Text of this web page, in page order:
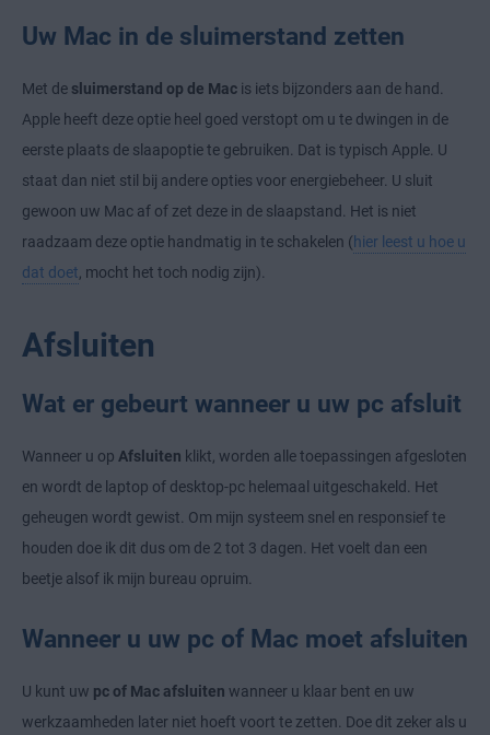
Uw Mac in de sluimerstand zetten
Met de sluimerstand op de Mac is iets bijzonders aan de hand.
Apple heeft deze optie heel goed verstopt om u te dwingen in de
eerste plaats de slaapoptie te gebruiken. Dat is typisch Apple. U
staat dan niet stil bij andere opties voor energiebeheer. U sluit
gewoon uw Mac af of zet deze in de slaapstand. Het is niet
raadzaam deze optie handmatig in te schakelen (hier leest u hoe u
dat doet , mocht het toch nodig zijn).
Afsluiten
Wat er gebeurt wanneer u uw pc afsluit
Wanneer u op Afsluiten klikt, worden alle toepassingen afgesloten
en wordt de laptop of desktop-pc helemaal uitgeschakeld. Het
geheugen wordt gewist. Om mijn systeem snel en responsief te
houden doe ik dit dus om de 2 tot 3 dagen. Het voelt dan een
beetje alsof ik mijn bureau opruim.
Wanneer u uw pc of Mac moet afsluiten
U kunt uw pc of Mac afsluiten wanneer u klaar bent en uw
werkzaamheden later niet hoeft voort te zetten. Doe dit zeker als u